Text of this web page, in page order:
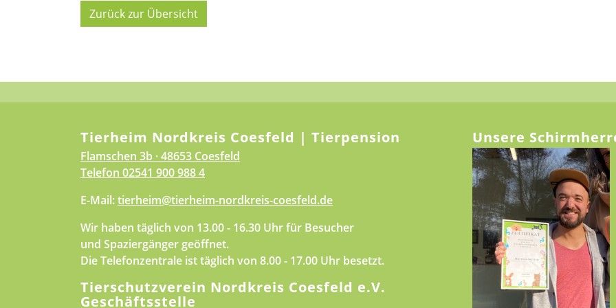
Zurück zur Übersicht
Tierheim Nordkreis Coesfeld | Tierpension
Flamschen 3b · 48653 Coesfeld
Telefon 02541 900 988 4
E-Mail:tierheim@tierheim-nordkreis-coesfeld.de
Wir haben täglich von 13.00 - 16.30 Uhr für Besucher
und Spaziergänger geöffnet.
Die Telefonzentrale ist täglich von 8.00 - 17.00 Uhr besetzt.
Tierschutzverein Nordkreis Coesfeld e.V.
Geschäftsstelle
Unsere